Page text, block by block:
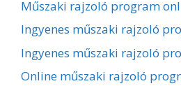
Műszaki rajzoló program
Ingyenes műszaki rajzoló
Ingyenes műszaki rajzoló
Online műszaki rajzoló